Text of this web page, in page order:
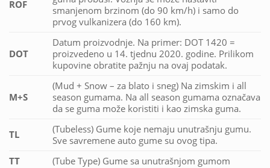
ROF
smanjenom brzinom (do 90 km/h) i samo do
prvog vulkanizera (do 160 km).
DOT
Datum proizvodnje. Na primer: DOT 1420 =
proizvedeno u 14. tjednu 2020. godine. Prilikom
kupovine obratite pažnju na ovaj podatak.
M+S
(Mud + Snow – za blato i sneg) Na zimskim i all
season gumama. Na all season gumama označava
da se guma može koristiti i kao zimska guma.
TL
(Tubeless) Gume koje nemaju unutrašnju gumu.
Sve savremene auto gume su ovog tipa.
TT
(Tube Type) Gume sa unutrašnjom gumom